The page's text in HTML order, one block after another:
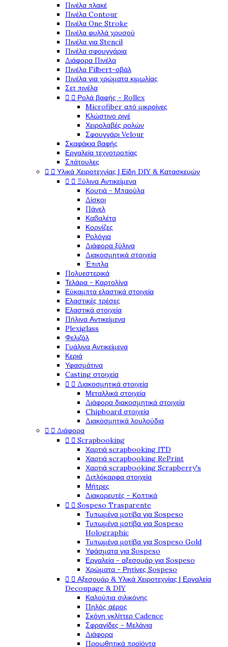
Πινέλα πλακέ
Πινέλα Contour
Πινέλα One Stroke
Πινέλα φυλλά χρυσού
Πινέλα για Stencil
Πινέλα σφουγγάρια
Διάφορα Πινέλα
Πινέλα Filbert-οβάλ
Πινέλα για χρώματα κιμωλίας
Σετ πινέλα
  Ρολά βαφής - Rollex
Microfiber από μικροίνες
Κλώστινο ριγέ
Χειρολαβές ρολών
Σφουγγάρι Velour
Σκαφάκια βαφής
Εργαλεία τεχνοτροπίας
Σπάτουλες
  Υλικά Χειροτεχνίας | Είδη DIY & Κατασκευών
  Ξύλινα Αντικείμενα
Κουτιά - Μπαούλα
Δίσκοι
Πάνελ
Καβαλέτα
Κορνίζες
Ρολόγια
Διάφορα ξύλινα
Διακοσμητικά στοιχεία
Έπιπλα
Πολυεστερικά
Τελάρα - Καρτολίνα
Εύκαμπτα ελαστικά στοιχεία
Ελαστικές τρέσες
Ελαστικά στοιχεία
Πήλινα Αντικείμενα
Plexiglass
Φελιζόλ
Γυάλινα Αντικείμενα
Κεριά
Υφασμάτινα
Casting στοιχεία
  Διακοσμητικά στοιχεία
Μεταλλικά στοιχεία
Διάφορα διακοσμητικά στοιχεία
Chipboard στοιχεία
Διακοσμητικά λουλούδια
  Διάφορα
  Scrapbooking
Χαρτιά scrapbooking ITD
Χαρτιά scrapbooking RePrint
Χαρτιά scrapbooking Scrapberry's
Διπλόκαρφα στοιχεία
Μήτρες
Διακορευτές - Κοπτικά
  Sospeso Trasparente
Τυπωμένα μοτίβα για Sospeso
Τυπωμένα μοτίβα για Sospeso
Holographic
Τυπωμένα μοτίβα για Sospeso Gold
Υφάσματα για Sospeso
Εργαλεία - αξεσουάρ για Sospeso
Χρώματα - Ρητίνες Sospeso
  Αξεσουάρ & Υλικά Χειροτεχνίας | Εργαλεία
Decoupage & DIY
Καλούπια σιλικόνης
Πηλός αέρος
Σκόνη γκλίττερ Cadence
Σφραγίδες - Μελάνια
Διάφορα
Προωθητικά προϊόντα